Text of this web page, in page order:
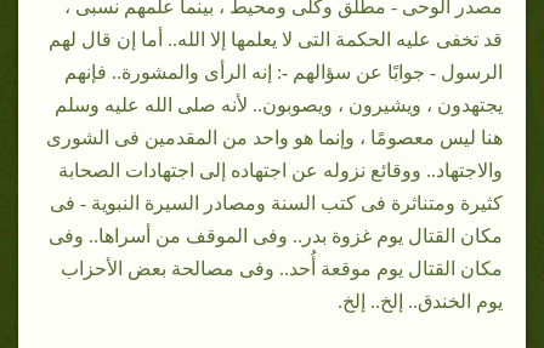
مصدر الوحى - مطلق وكلى ومحيط ، بينما علمهم نسبى ،
قد تخفى عليه الحكمة التى لا يعلمها إلا الله.. أما إن قال لهم
الرسول - جوابًا عن سؤالهم -: إنه الرأى والمشورة.. فإنهم
يجتهدون ، ويشيرون ، ويصوبون.. لأنه صلى الله عليه وسلم
هنا ليس معصومًا ، وإنما هو واحد من المقدمين فى الشورى
والاجتهاد.. ووقائع نزوله عن اجتهاده إلى اجتهادات الصحابة
كثيرة ومتناثرة فى كتب السنة ومصادر السيرة النبوية - فى
مكان القتال يوم غزوة بدر.. وفى الموقف من أسراها.. وفى
مكان القتال يوم موقعة أُحد.. وفى مصالحة بعض الأحزاب
يوم الخندق.. إلخ.. إلخ.